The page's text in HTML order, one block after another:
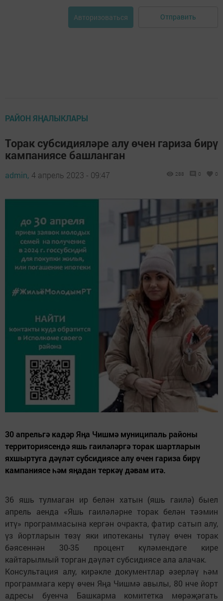
Авторизоваться Отправить
РАЙОН ЯҢАЛЫКЛАРЫ
Торак субсидияләре алу өчен гариза бирү
кампаниясе башланган
admin, 4 апрель 2023 - 09:47 288 0 0
30 апрельгә кадәр Яңа Чишмә муниципаль районы
территориясендә яшь гаиләләргә торак шартларын
яхшыртуга дәүләт субсидиясе алу өчен гариза бирү
кампаниясе һәм яңадан теркәү дәвам итә.
36 яшь тулмаган ир белән хатын (яшь гаилә) быел
апрель аенда «Яшь гаиләләрне торак белән тәэмин
итү» программасына кергән очракта, фатир сатып алу,
үз йортларын төзү яки ипотеканы түләү өчен торак
бәясеннән 30-35 процент күләмендәге кире
кайтарылмый торган дәүләт субсидиясе ала алачак.
Консультация алу, кирәкле документлар әзерләү һәм
программага керү өчен Яңа Чишмә авылы, 80 нче йорт
адресы буенча Башкарма комитетка мөрәҗәгать